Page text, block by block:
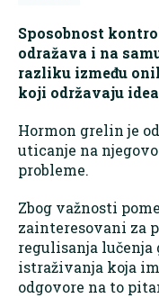
Sposobnost
odražava i na
razliku između
koji održavaju
Hormon grelin je
uticanje na
probleme.
Zbog važnosti
zainteresovani za
regulisanja lučenja
istraživanja koja
odgovore na to